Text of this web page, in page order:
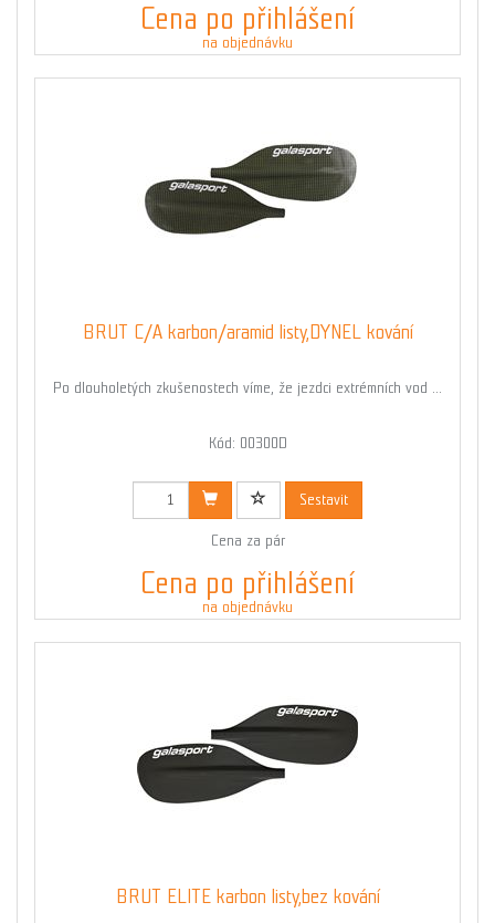
Cena po přihlášení
na objednávku
BRUT C/A karbon/aramid listy,DYNEL kování
Po dlouholetých zkušenostech víme, že jezdci extrémních vod ...
Kód: 00300D
Sestavit
Cena za pár
Cena po přihlášení
na objednávku
BRUT ELITE karbon listy,bez kování